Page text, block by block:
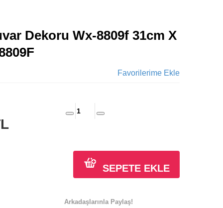
Dekoru Wx-8809f 31cm X
Favorilerime Ekle
SEPETE EKLE
Arkadaşlarınla Paylaş!